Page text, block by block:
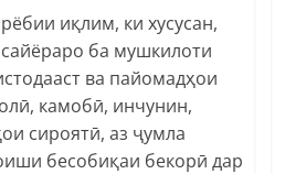
иқлим, ки хусусан,
ба мушкилоти
ва пайомадҳои
камобӣ, инчунин,
сироятӣ, аз ҷумла
бесобиқаи бекорӣ дар